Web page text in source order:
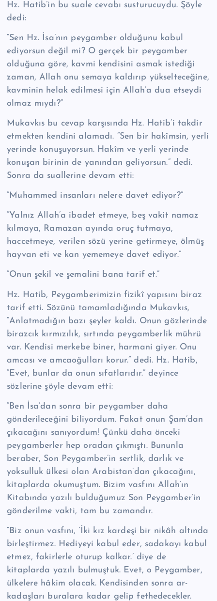
Hz. Hatib’in bu suale cevabı susturucuydu. Şöyle
dedi:
“Sen Hz. İsa’nın pey­gamber olduğunu kabul
ediyorsun değil mi? O gerçek bir peygamber
olduğuna göre, kavmi kendisini asmak istediği
zaman, Allah onu semaya kaldırıp yüksel­teceğine,
kavminin helak edilmesi için Allah’a dua etseydi
olmaz mıydı?”
Mu­kavkıs bu cevap karşısında Hz. Hatib’i takdir
etmekten kendini alamadı. “Sen bir hakîmsin, yerli
yerinde konuşuyorsun. Hakîm ve yerli yerinde
konuşan biri­nin de yanından geliyorsun.” dedi.
Sonra da suallerine devam etti:
“Muhammed insanları nelere davet ediyor?”
“Yalnız Allah’a ibadet etmeye, beş vakit namaz
kılmaya, Ramazan ayında oruç tutmaya,
haccetmeye, verilen sözü yerine getirmeye, ölmüş
hayvan eti ve kan yememeye davet ediyor.”
“Onun şekil ve şemalini bana tarif et.”
Hz. Hatib, Peygamberimizin fizikî ya­pısını biraz
tarif etti. Sözünü tamamladığında Mukavkıs,
“Anlatmadığın bazı şeyler kaldı. Onun gözlerinde
birazcık kırmızılık, sırtın­da peygamberlik mührü
var. Kendisi merkebe biner, harmani giyer. Onu
amcası ve am­caoğulları korur.” dedi. Hz. Hatib,
“Evet, bunlar da onun sıfatlarıdır.” deyince
sözlerine şöyle de­vam etti:
“Ben İsa’dan sonra bir peygamber daha
gönderileceğini biliyordum. Fakat onun Şam’dan
çıkacağını sanıyordum! Çünkü daha önceki
peygamberler hep oradan çıkmıştı. Bununla
beraber, Son Peygamber’in sertlik, darlık ve
yoksulluk ülkesi olan Arabistan’dan çıkacağını,
kitaplarda okumuştum. Bizim vasfını Al­lah’ın
Kitabında yazılı bulduğumuz Son Peygamber’in
gönderilme vakti, tam bu zamandır.
“Biz onun vasfını, ‘İki kız kardeşi bir nikâh altında
birleştirmez. Hediyeyi ka­bul eder, sadakayı kabul
etmez, fakirlerle oturup kalkar.’ diye de
kitaplarda yazı­lı bulmuştuk. Evet, o Peygamber,
ülkelere hâkim olacak. Kendisinden sonra ar­
kadaşları buralara kadar gelip fethedecekler.